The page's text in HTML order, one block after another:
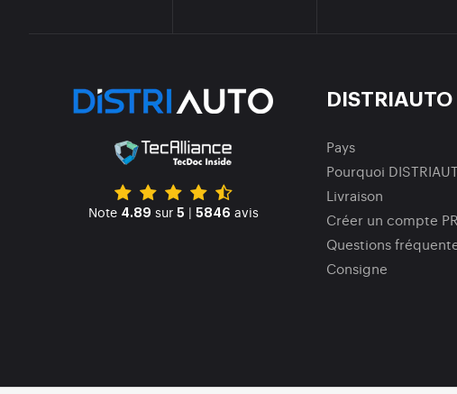
Note 4.89 sur 5 | 5846 avis
DISTRIAUTO
Pays
Pourquoi
Livraison
Créer un compte
Questions
Consigne